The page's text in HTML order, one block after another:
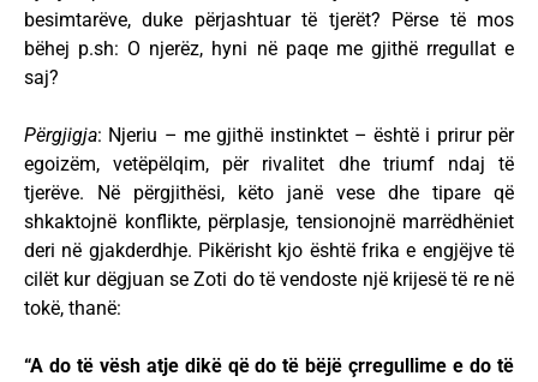
besimtarëve, duke përjashtuar të tjerët? Përse të mos
bëhej p.sh: O njerëz, hyni në paqe me gjithë rregullat e
saj?
Përgjigja: Njeriu – me gjithë instinktet – është i prirur për
egoizëm, vetëpëlqim, për rivalitet dhe triumf ndaj të
tjerëve. Në përgjithësi, këto janë vese dhe tipare që
shkaktojnë konflikte, përplasje, tensionojnë marrëdhëniet
deri në gjakderdhje. Pikërisht kjo është frika e engjëjve të
cilët kur dëgjuan se Zoti do të vendoste një krijesë të re në
tokë, thanë:
“A do të vësh atje dikë që do të bëjë çrregullime e do të